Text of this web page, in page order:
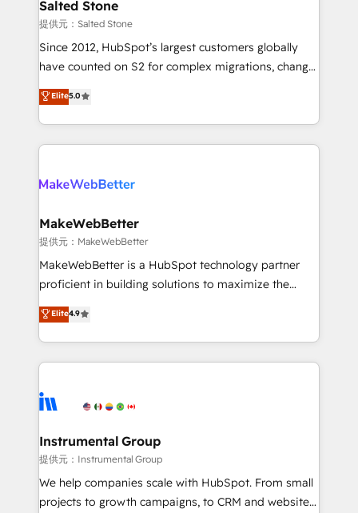
scale. 🏆 HubSpot’s CEO called us “the partner of the
future.” Others agree it is proof of trust built through
measurable impact.
Salted Stone
提供元：Salted Stone
Since 2012, HubSpot’s largest customers globally
have counted on S2 for complex migrations, change
management, systems integration, and creative
solutions that deliver measurable impact and
transform brand experiences As one of the few full-
service creative agencies in the HubSpot
winning design to build scalable, globally
marketing campaigns, & RevOps frameworks that
fuel long-term success We connect the entire
customer lifecycle through seamless integrations,
ensure long-term adoption with change-
and service to drive sustainable growth With 6 key
HubSpot accreditations and experience across
teams has worked with clients just like you Let’s
explore whether S2 is the partner you’ve been
Elite5.0
MakeWebBetter
提供元：MakeWebBetter
MakeWebBetter is a HubSpot technology partner
proficient in building solutions to maximize the
operational efficiency of HubSpot. The fastest-
growing tech-enabler & facilitator, MakeWebBetter,
hands you the blend of HubSpot expertise &
eminent solutions & integrations. Trust us to
Elite Partners with 10+ years of HubSpot experience
Premier Partner 2023 🌟5 HubSpot Accreditations 🌟
Won HubSpot Theme Challenge 2021 🌟INBOUND’19
HubSpot Rising Star Why us? Harnessing the full
potential of the powerful HubSpot CRM. ✔️A team of
Elite4.9
Instrumental Group
提供元：Instrumental Group
We help companies scale with HubSpot. From small
projects to growth campaigns, to CRM and websites.